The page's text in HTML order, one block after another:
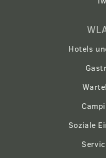
Hotels
Soziale